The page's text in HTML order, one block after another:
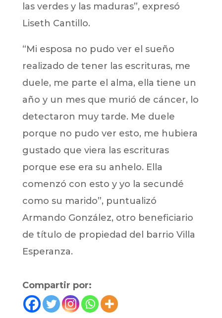
las verdes y las maduras”, expresó
Liseth Cantillo.
“Mi esposa no pudo ver el sueño
realizado de tener las escrituras, me
duele, me parte el alma, ella tiene un
año y un mes que murió de cáncer, lo
detectaron muy tarde. Me duele
porque no pudo ver esto, me hubiera
gustado que viera las escrituras
porque ese era su anhelo. Ella
comenzó con esto y yo la secundé
como su marido”, puntualizó
Armando González, otro beneficiario
de título de propiedad del barrio Villa
Esperanza.
Compartir por: